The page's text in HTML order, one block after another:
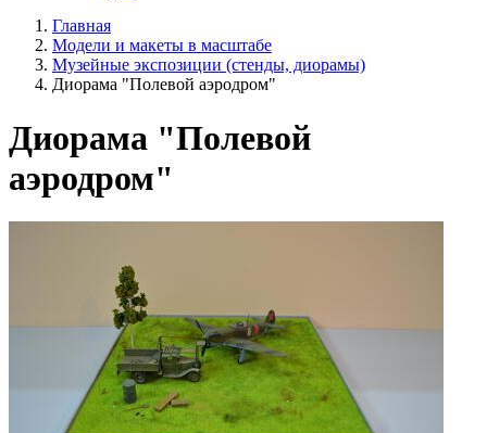
Главная
Модели и макеты в масштабе
Музейные экспозиции (стенды, диорамы)
Диорама "Полевой аэродром"
Диорама "Полевой
аэродром"